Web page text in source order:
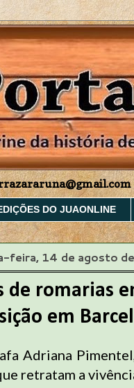
DO JUAONLINE
feira, 14 de agosto
de romarias
em
Adriana
retratam a